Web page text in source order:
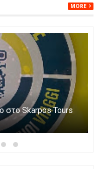
MORE
στο Skarpos Tours